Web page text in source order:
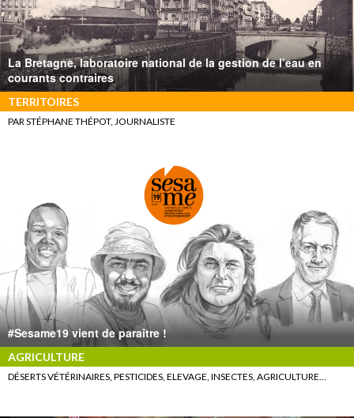
La Bretagne, laboratoire national de la gestion de l’eau en
courants contraires
TERRITOIRES
PAR STÉPHANE THÉPOT, JOURNALISTE
#Sesame19 vient de paraître !
AGRICULTURE
DÉSERTS VÉTÉRINAIRES, PESTICIDES, ELEVAGE, INSECTES, AGRICULTURE…